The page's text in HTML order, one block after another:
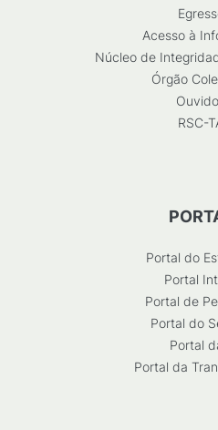
Acesso à
Núcleo de
Órgão
RSC-
Portal do
Portal
Portal de
Portal do
Portal
Portal da